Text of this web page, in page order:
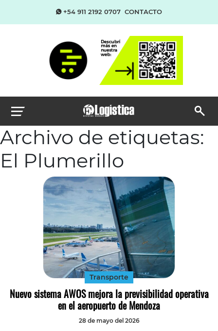
+54 911 2192 0707 CONTACTO
Archivo de etiquetas:
El Plumerillo
Transporte
Nuevo sistema AWOS mejora la previsibilidad operativa
en el aeropuerto de Mendoza
28 de mayo del 2026